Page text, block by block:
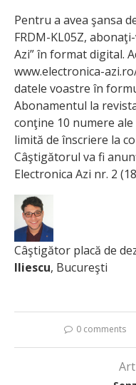
Pentru a avea şansa
FRDM-KL05Z,
Azi” în format digital.
www.electronica-
datele voastre în
Abonamentul la
conţine 10 numere
limită de înscriere la
Câştigătorul va fi
Electronica Azi nr. 2
Câştigător placă de
Iliescu, Bucureşti
0 comments